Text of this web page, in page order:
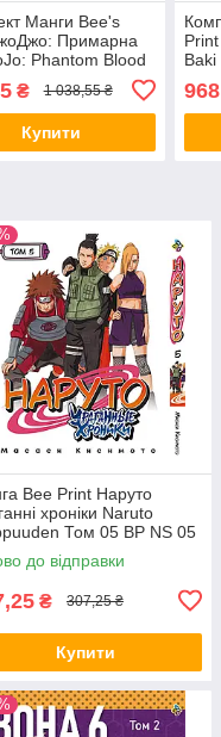
Манги Bee's
Примарна
Phantom Blood
по 5 BP JJ PBSET
₴ 1 038,55 ₴
Купити
Baki
Bee Print Наруто
хроніки Naruto
Том 05 ВР NS 05
до відправки
₴ 307,25 ₴
Купити